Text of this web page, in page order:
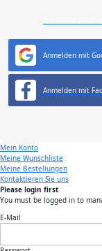
Anmelden mit
Anmelden mit
Mein Konto
Meine Wunschliste
Meine Bestellungen
Kontaktieren Sie uns
Please login first
You must be logged in to
E-Mail